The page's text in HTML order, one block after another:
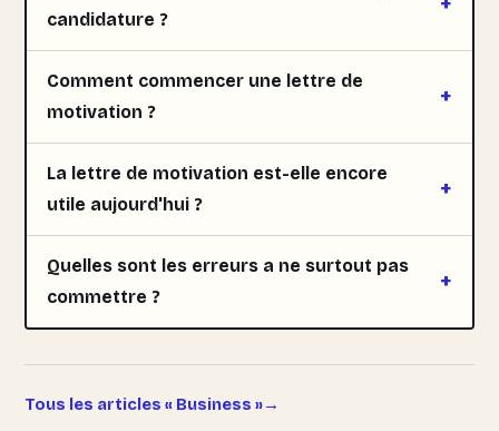
candidature ?
Comment commencer une lettre de
motivation ?
La lettre de motivation est-elle encore
utile aujourd'hui ?
Quelles sont les erreurs a ne surtout pas
commettre ?
Tous les articles « Business »